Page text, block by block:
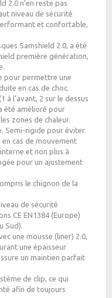
2.0 n’en reste pas
niveau de sécurité
et confortable,
Samshield 2.0, a été
première génération,
pour permettre une
en cas de choc.
à l’avant, 2 sur le dessus
été amélioré pour
zones de chaleur.
Semi-rigide pour éviter
en cas de mouvement
et non plus à
pour un ajustement
le chignon de la
de sécurité
CE EN1384 (Europe)
Sud).
une mousse (liner) 2.0,
une épaisseur
un maintien parfait
de clip, ce qui
afin de toujours